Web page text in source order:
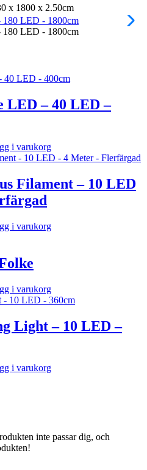
x 1800 x 2.50cm
LED – 40 LED –
i varukorg
Filament – 10 LED
i varukorg
i varukorg
Light – 10 LED –
i varukorg
inte passar dig, och